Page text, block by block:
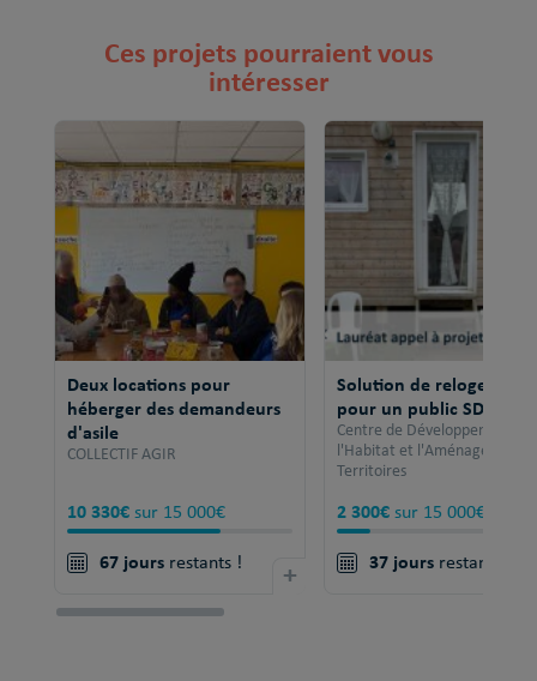
Ces projets pourraient vous
intéresser
Deux locations pour
héberger des demandeurs
d'asile
COLLECTIF AGIR
10 330€ sur 15 000€
67 jours restants ! +
Solution de relogement
pour un public SDF
Centre de Développement
l'Habitat et l'Aménagement
Territoires
2 300€ sur 15 000€
37 jours restants !